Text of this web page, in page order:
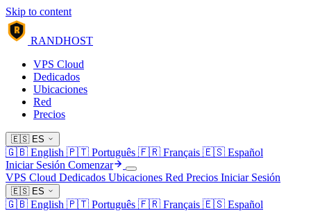
Skip to content
R
RANDHOST
VPS Cloud
Dedicados
Ubicaciones
Red
Precios
🇪🇸 ES
🇬🇧 English 🇵🇹 Português 🇫🇷 Français 🇪🇸 Español
Iniciar Sesión Comenzar
VPS Cloud Dedicados Ubicaciones Red Precios Iniciar Sesión
🇪🇸 ES
🇬🇧 English 🇵🇹 Português 🇫🇷 Français 🇪🇸 Español